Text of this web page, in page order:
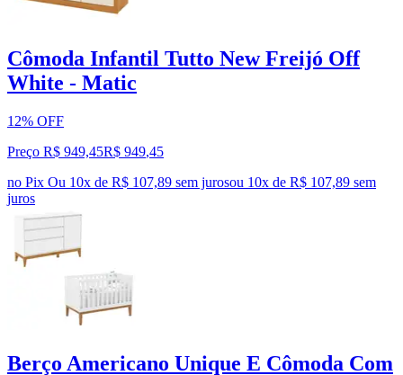
Cômoda Infantil Tutto New Freijó Off
White - Matic
12% OFF
Preço R$ 949,45R$ 949,45
no Pix Ou 10x de R$ 107,89 sem jurosou 10x de R$ 107,89 sem
juros
Berço Americano Unique E Cômoda Com